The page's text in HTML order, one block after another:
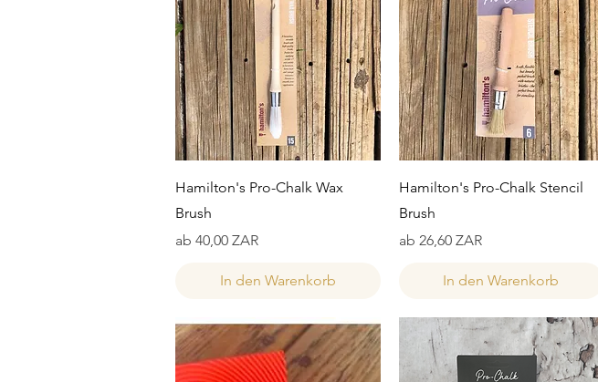
Schnellansicht
Hamilton's Pro-Chalk Wax
Brush
ab 40,00 ZAR
Sale-Preis
In den Warenkorb
Schnellansicht
Hamilton's Pro-Chalk Stencil
Brush
ab 26,60 ZAR
Sale-Preis
In den Warenkorb